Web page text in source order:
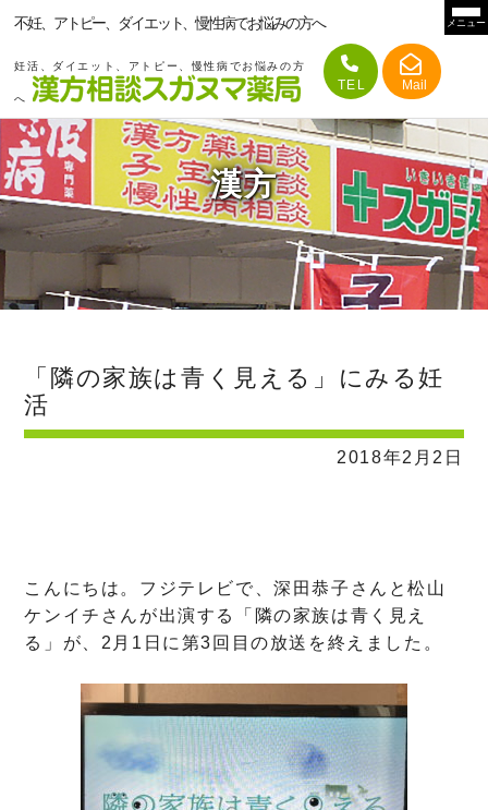
不妊、アトピー、ダイエット、慢性病でお悩みの方へ
妊活、ダイエット、アトピー、慢性病でお悩みの方
へ
メニュー
漢方
「隣の家族は青く見える」にみる妊
活
2018年2月2日
こんにちは。フジテレビで、深田恭子さんと松山
ケンイチさんが出演する「隣の家族は青く見え
る」が、2月1日に第3回目の放送を終えました。